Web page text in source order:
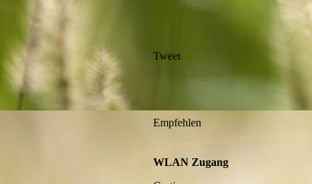
Tweet
Empfehlen
WLAN Zugang